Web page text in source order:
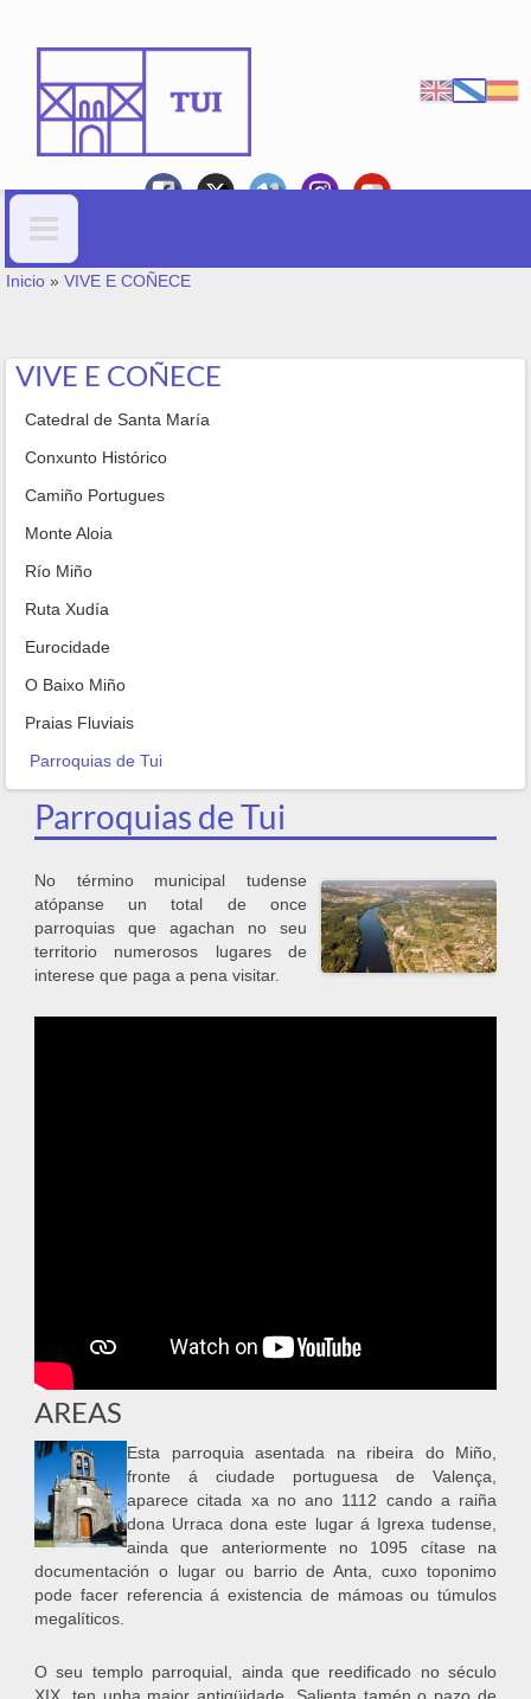
Formulario de busca
VOSTEDE ESTÁ AQUÍ
Inicio » VIVE E COÑECE
VIVE E COÑECE
Catedral de Santa María
Conxunto Histórico
Camiño Portugues
Monte Aloia
Río Miño
Ruta Xudía
Eurocidade
O Baixo Miño
Praias Fluviais
Parroquias de Tui
Parroquias de Tui
No término municipal tudense
atópanse un total de once
parroquias que agachan no seu
territorio numerosos lugares de
interese que paga a pena visitar.
AREAS
Esta parroquia asentada na ribeira do Miño,
fronte á ciudade portuguesa de Valença,
aparece citada xa no ano 1112 cando a raiña
dona Urraca dona este lugar á Igrexa tudense,
ainda que anteriormente no 1095 cítase na
documentación o lugar ou barrio de Anta, cuxo toponimo
pode facer referencia á existencia de mámoas ou túmulos
megalíticos.
O seu templo parroquial, ainda que reedificado no século